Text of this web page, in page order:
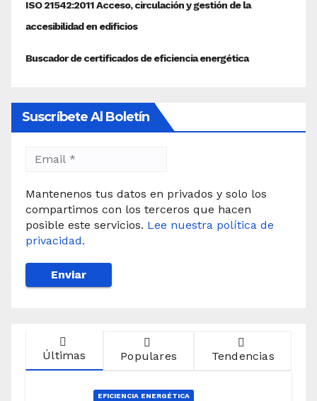
Suscríbete Al Boletín
Mantenenos tus datos en privados y solo los
compartimos con los terceros que hacen
posible este servicios. Lee nuestra política de
privacidad.
Últimas Populares Tendencias
EFICIENCIA ENERGÉTICA